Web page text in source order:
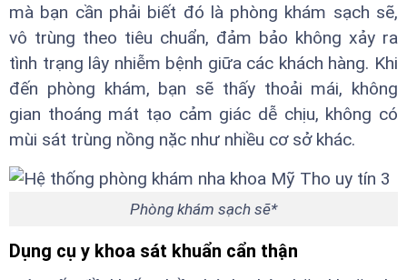
mà bạn cần phải biết đó là phòng khám sạch sẽ,
vô trùng theo tiêu chuẩn, đảm bảo không xảy ra
tình trạng lây nhiễm bệnh giữa các khách hàng. Khi
đến phòng khám, bạn sẽ thấy thoải mái, không
gian thoáng mát tạo cảm giác dễ chịu, không có
mùi sát trùng nồng nặc như nhiều cơ sở khác.
Phòng khám sạch sẽ*
Dụng cụ y khoa sát khuẩn cẩn thận